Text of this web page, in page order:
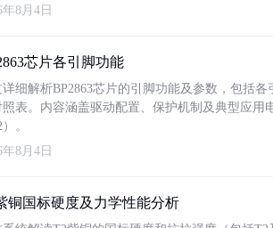
年8月4日
芯片各引脚功能
详细解析BP2863芯片的引脚功能及参数，包括
照表。内容涵盖驱动配置、保护机制及典型应
。
年8月4日
铜国标硬度及力学性能分析